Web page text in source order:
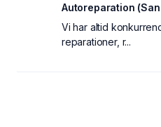
Autoreparation
Vi har altid
reparationer, r...